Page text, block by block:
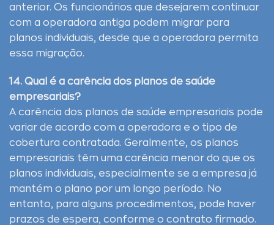
anterior. Os funcionários que desejarem continuar
com a operadora antiga podem migrar para
planos individuais, desde que a operadora permita
essa migração.
14. Qual é a carência dos planos de saúde
empresariais?
A carência dos planos de saúde empresariais pode
variar de acordo com a operadora e o tipo de
cobertura contratada. Geralmente, os planos
empresariais têm uma carência menor do que os
planos individuais, especialmente se a empresa já
mantém o plano por um longo período. No
entanto, para alguns procedimentos, pode haver
prazos de espera, conforme o contrato firmado.